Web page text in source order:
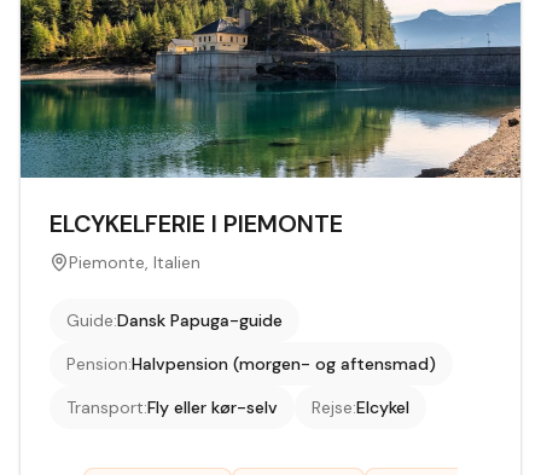
ELCYKELFERIE I PIEMONTE
Piemonte, Italien
Guide:Dansk Papuga-guide
Pension:Halvpension (morgen- og aftensmad)
Transport:Fly eller kør-selv Rejse:Elcykel